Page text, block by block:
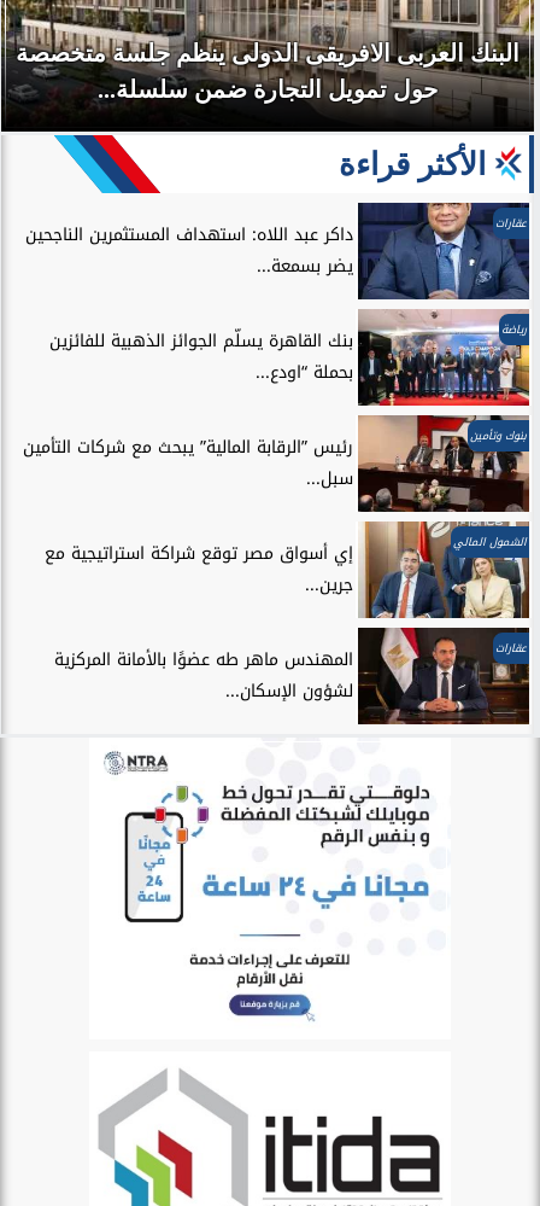
البنك العربى الافريقى الدولى ينظم جلسة متخصصة
حول تمويل التجارة ضمن سلسلة...
الأكثر قراءة
عقارات
داكر عبد اللاه: استهداف المستثمرين الناجحين
يضر بسمعة...
رياضة
بنك القاهرة يسلّم الجوائز الذهبية للفائزين
بحملة “اودع...
بنوك وتأمين
رئيس ”الرقابة المالية” يبحث مع شركات التأمين
سبل...
الشمول المالي
إي أسواق مصر توقع شراكة استراتيجية مع
جرين...
عقارات
المهندس ماهر طه عضوًا بالأمانة المركزية
لشؤون الإسكان...